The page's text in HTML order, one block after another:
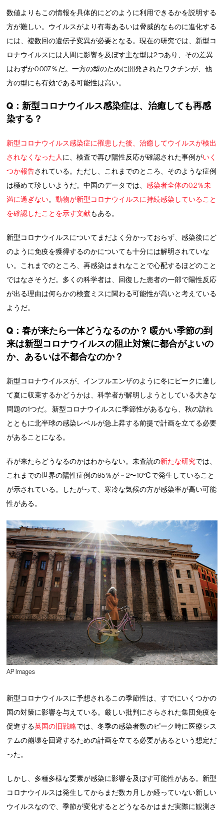
数値よりもこの情報を具体的にどのように利用できるかを説明する
方が難しい。ウイルスがより有毒あるいは脅威的なものに進化する
には、複数回の遺伝子変異が必要となる。現在の研究では、新型コ
ロナウイルスには人間に影響を及ぼす主な型は2つあり、その差異
はわずか0.007％だ。一方の型のために開発されたワクチンが、他
方の型にも有効である可能性は高い。
Q：新型コロナウイルス感染症は、治癒しても再感
染する？
新型コロナウイルス感染症に罹患した後、治癒してウイルスが検出
されなくなった人に、検査で再び陽性反応が確認された事例がいく
つか報告されている。ただし、これまでのところ、そのような症例
は極めて珍しいようだ。中国のデータでは、感染者全体の0.2％未
満に過ぎない。動物が新型コロナウイルスに持続感染していること
を確認したことを示す文献もある。
新型コロナウイルスについてまだよく分かっておらず、感染後にど
のように免疫を獲得するのかについても十分には解明されていな
い。これまでのところ、再感染はまれなことで心配するほどのこと
ではなさそうだ。多くの科学者は、回復した患者の一部で陽性反応
が出る理由は何らかの検査ミスに関わる可能性が高いと考えている
ようだ。
Q：春が来たら一体どうなるのか？ 暖かい季節の到
来は新型コロナウイルスの阻止対策に都合がよいの
か、あるいは不都合なのか？
新型コロナウイルスが、インフルエンザのように冬にピークに達し
て夏に収束するかどうかは、科学者が解明しようとしている大きな
問題の1つだ。 新型コロナウイルスに季節性があるなら、秋の訪れ
とともに北半球の感染レベルが急上昇する前提で計画を立てる必要
があることになる。
春が来たらどうなるのかはわからない。未査読の新たな研究では、
これまでの世界の陽性症例の95％が－2〜10℃で発生していること
が示されている。したがって、寒冷な気候の方が感染率が高い可能
性がある。
AP Images
新型コロナウイルスに予想されるこの季節性は、すでにいくつかの
国の対策に影響を与えている。厳しい批判にさらされた集団免疫を
促進する英国の旧戦略では、冬季の感染者数のピーク時に医療シス
テムの崩壊を回避するための計画を立てる必要があるという想定だ
った。
しかし、多種多様な要素が感染に影響を及ぼす可能性がある。新型
コロナウイルスは発生してからまだ数カ月しか経っていない新しい
ウイルスなので、季節が変化するとどうなるかはまだ実際に観測さ